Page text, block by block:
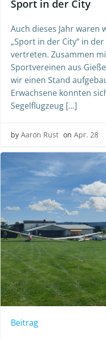
Sport in der City
Auch dieses Jahr waren
„Sport in der City“ in
vertreten. Zusammen
Sportvereinen aus
wir einen Stand
Erwachsene konnten
Segelflugzeug […]
by Aaron Rust on Apr. 28
Beitrag